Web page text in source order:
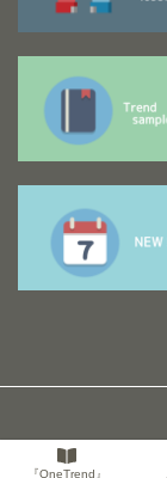
『OneTrend』